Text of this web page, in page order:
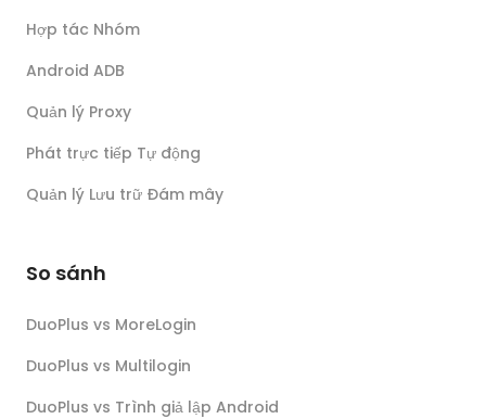
Hợp tác Nhóm
Android ADB
Quản lý Proxy
Phát trực tiếp Tự động
Quản lý Lưu trữ Đám mây
So sánh
DuoPlus vs MoreLogin
DuoPlus vs Multilogin
DuoPlus vs Trình giả lập Android